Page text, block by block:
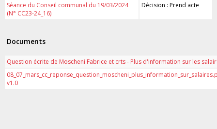
Séance du Conseil communal du 19/03/2024
(N° CC23-24_16)
Décision : Prend acte
Documents
Question écrite de Moscheni Fabrice et crts - Plus d'information sur les
v1.0